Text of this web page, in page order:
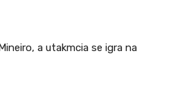
a utakmcia se igra na